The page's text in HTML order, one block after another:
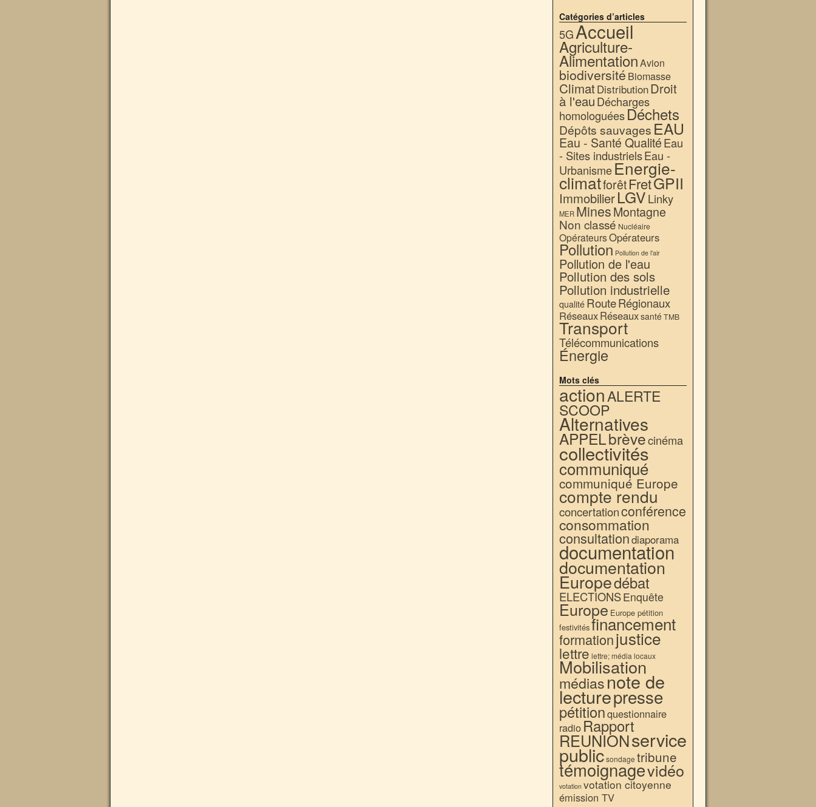
Catégories d’articles
5GAccueil
Agriculture-
AlimentationAvion
biodiversité Biomasse
ClimatDistributionDroit
à l'eauDécharges
homologuéesDéchets
Dépôts sauvages EAU
Eau - Santé QualitéEau
- Sites industrielsEau -
UrbanismeEnergie-
climatforêtFretGPII
ImmobilierLGVLinky
MER MinesMontagne
Non classé Nucléaire
OpérateursOpérateurs
Pollution Pollution de l'air
Pollution de l'eau
Pollution des sols
Pollution industrielle
qualité RouteRégionaux
RéseauxRéseauxsantéTMB
Transport
Télécommunications
Énergie
Mots clés
actionALERTE
SCOOP
Alternatives
APPELbrèvecinéma
collectivités
communiqué
communiqué Europe
compte rendu
concertationconférence
consommation
consultationdiaporama
documentation
documentation
Europedébat
ELECTIONSEnquête
Europe Europe pétition
festivitésfinancement
formationjustice
lettre lettre; média locaux
Mobilisation
médiasnote de
lecturepresse
pétitionquestionnaire
radio Rapport
REUNIONservice
publicsondage tribune
témoignagevidéo
votation votation citoyenne
émission TV